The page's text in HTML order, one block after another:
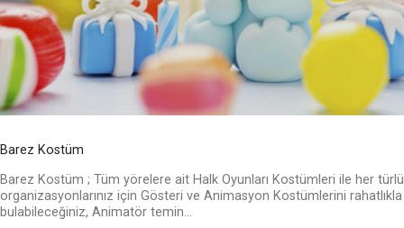
Barez Kostüm
Barez Kostüm ; Tüm yörelere ait Halk Oyunları Kostümleri ile her türlü
organizasyonlarınız için Gösteri ve Animasyon Kostümlerini rahatlıkla
bulabileceğiniz, Animatör temin...